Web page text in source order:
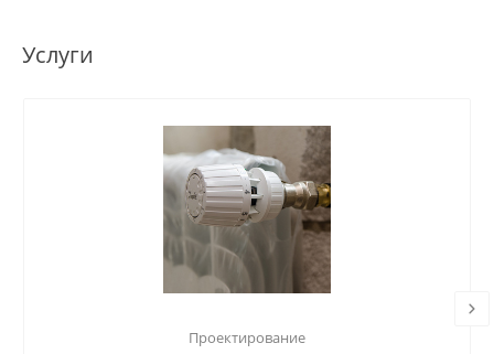
Услуги
Проектирование